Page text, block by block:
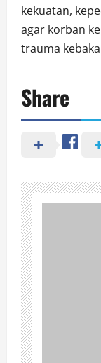
kekuatan,
agar korban
trauma
Share